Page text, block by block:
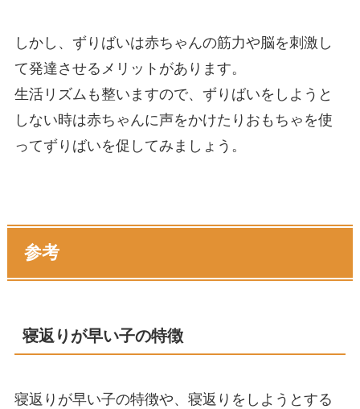
しかし、ずりばいは赤ちゃんの筋力や脳を刺激し
て発達させるメリットがあります。
生活リズムも整いますので、ずりばいをしようと
しない時は赤ちゃんに声をかけたりおもちゃを使
ってずりばいを促してみましょう。
参考
寝返りが早い子の特徴
寝返りが早い子の特徴や、寝返りをしようとする